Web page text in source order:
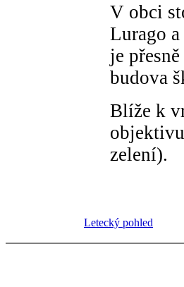
V obci
Lurago
je
budova
Blíže k
zelení).
Letecký pohled